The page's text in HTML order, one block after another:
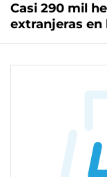
Casi 290 mil
extranjeras en